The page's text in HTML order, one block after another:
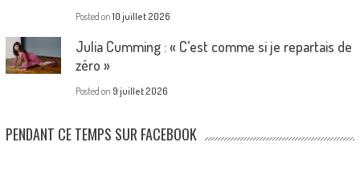
Posted on 10 juillet 2026
Julia Cumming : « C’est comme si je repartais de
zéro »
Posted on 9 juillet 2026
PENDANT CE TEMPS SUR FACEBOOK